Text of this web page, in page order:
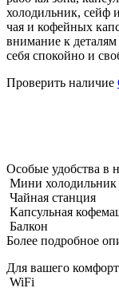
холодильник, сейф
чая и кофейных
внимание к
себя спокойно и
Проверить наличие
Особые удобства в
Мини холодильник
Чайная станция
Капсульная
Балкон
Более подробное
Для вашего
WiFi